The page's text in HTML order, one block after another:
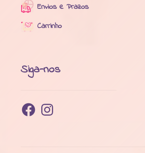
Envios e Prazos
Carrinho
Siga-nos
FacebookInstagram